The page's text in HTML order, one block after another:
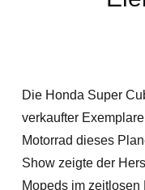
Die Honda Super
verkaufter
Motorrad dieses
Show zeigte der
Mopeds im